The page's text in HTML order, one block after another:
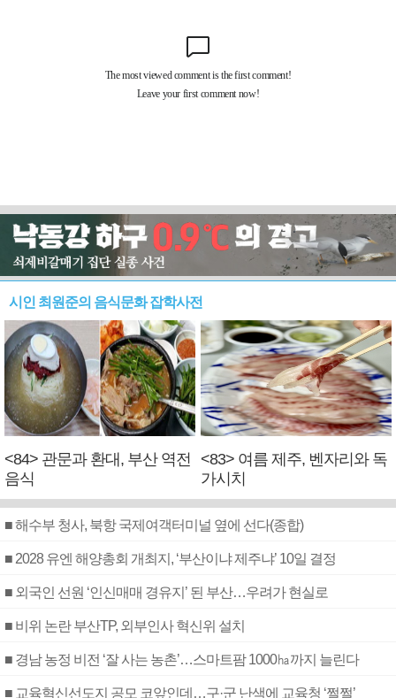
시인 최원준의 음식문화 잡학사전
<84> 관문과 환대, 부산 역전
음식
<83> 여름 제주, 벤자리와 독
가시치
■ 해수부 청사, 북항 국제여객터미널 옆에 선다(종합)
■ 2028 유엔 해양총회 개최지, ‘부산이냐 제주냐’ 10일 결정
■ 외국인 선원 ‘인신매매 경유지’ 된 부산…우려가 현실로
■ 비위 논란 부산TP, 외부인사 혁신위 설치
■ 경남 농정 비전 ‘잘 사는 농촌’…스마트팜 1000㏊까지 늘린다
■ 교육혁신선도지 공모 코앞인데…구·군 난색에 교육청 ‘쩔쩔’